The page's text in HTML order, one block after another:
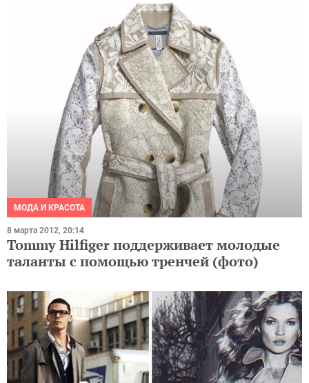
МОДА И КРАСОТА
8 марта 2012, 20:14
Tommy Hilfiger поддерживает молодые
таланты с помощью тренчей (фото)